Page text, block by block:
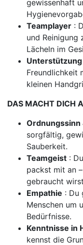
gewissenhaft
Teamplayer :
und Reinigung
Lächeln im
Freundlichkeit
kleinen
DAS MACHT DICH
Ordnungssinn
sorgfältig,
Sauberkeit.
Teamgeist :
packst mit an
gebraucht
Empathie : Du
Menschen um
Bedürfnisse.
Kenntnisse in
kennst die